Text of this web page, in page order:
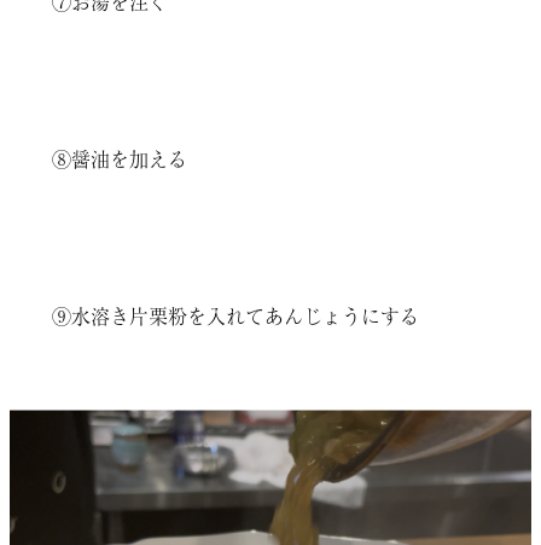
⑧醤油を加える
⑨水溶き片栗粉を入れてあんじょうにする